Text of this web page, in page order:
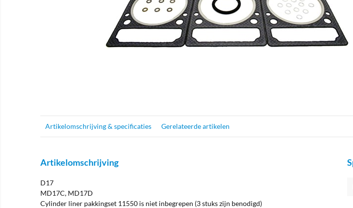
Artikelomschrijving & specificaties Gerelateerde artikelen
Artikelomschrijving
D17
MD17C, MD17D
Cylinder liner pakkingset 11550 is niet inbegrepen (3 stuks zijn benodigd)